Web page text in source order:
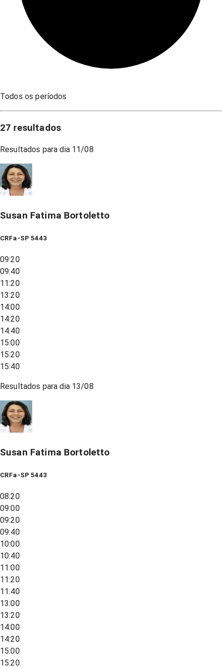
Todos os períodos
27 resultados
Resultados para dia 11/08
Susan Fatima Bortoletto
CRFa-SP 5443
09:20
09:40
11:20
13:20
14:00
14:20
14:40
15:00
15:20
15:40
Resultados para dia 13/08
Susan Fatima Bortoletto
CRFa-SP 5443
08:20
09:00
09:20
09:40
10:00
10:40
11:00
11:20
11:40
13:00
13:20
14:00
14:20
15:00
15:20